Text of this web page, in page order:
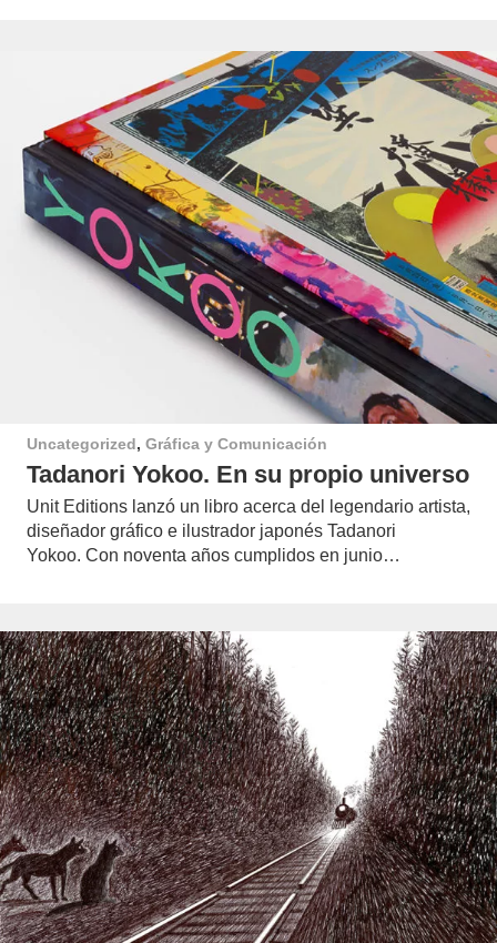
Uncategorized, Gráfica y Comunicación
Tadanori Yokoo. En su propio universo
Unit Editions lanzó un libro acerca del legendario artista,
diseñador gráfico e ilustrador japonés Tadanori
Yokoo. Con noventa años cumplidos en junio…